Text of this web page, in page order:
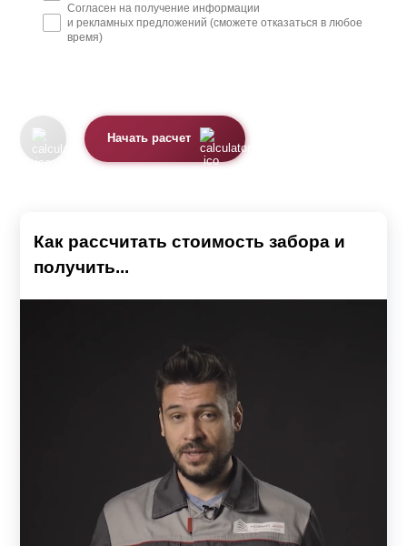
Согласен на получение информации
и рекламных предложений (сможете отказаться в любое
время)
Начать расчет
Как рассчитать стоимость забора и
получить...